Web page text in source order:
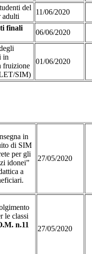
del
adulti
11/06/2020
finali
06/06/2020
in
fruizione
SIM)
01/06/2020
in
di SIM
per gli
idonei”
a
27/05/2020
le classi
n.11
27/05/2020